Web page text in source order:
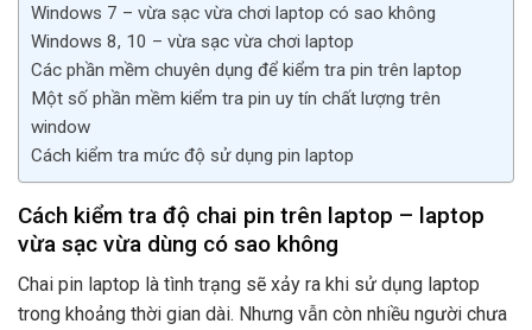
Windows 7 – vừa sạc vừa chơi laptop có sao không
Windows 8, 10 – vừa sạc vừa chơi laptop
Các phần mềm chuyên dụng để kiểm tra pin trên laptop
Một số phần mềm kiểm tra pin uy tín chất lượng trên
window
Cách kiểm tra mức độ sử dụng pin laptop
Cách kiểm tra độ chai pin trên laptop – laptop
vừa sạc vừa dùng có sao không
Chai pin laptop là tình trạng sẽ xảy ra khi sử dụng laptop
trong khoảng thời gian dài. Nhưng vẫn còn nhiều người chưa